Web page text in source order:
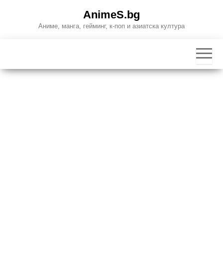
AnimeS.bg
Аниме, манга, гейминг, к-поп и азиатска култура